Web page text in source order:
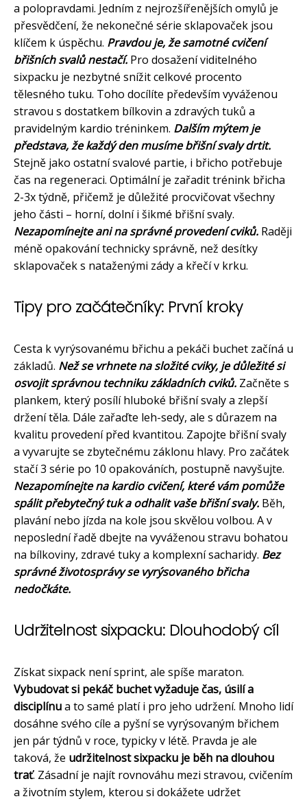
a polopravdami. Jedním z nejrozšířenějších omylů je
přesvědčení, že nekonečné série sklapovaček jsou
klíčem k úspěchu. Pravdou je, že samotné cvičení
břišních svalů nestačí. Pro dosažení viditelného
sixpacku je nezbytné snížit celkové procento
tělesného tuku. Toho docílíte především vyváženou
stravou s dostatkem bílkovin a zdravých tuků a
pravidelným kardio tréninkem. Dalším mýtem je
představa, že každý den musíme břišní svaly drtit.
Stejně jako ostatní svalové partie, i břicho potřebuje
čas na regeneraci. Optimální je zařadit trénink břicha
2-3x týdně, přičemž je důležité procvičovat všechny
jeho části – horní, dolní i šikmé břišní svaly.
Nezapomínejte ani na správné provedení cviků. Raději
méně opakování technicky správně, než desítky
sklapovaček s nataženými zády a křečí v krku.
Tipy pro začátečníky: První kroky
Cesta k vyrýsovanému břichu a pekáči buchet začíná u
základů. Než se vrhnete na složité cviky, je důležité si
osvojit správnou techniku základních cviků. Začněte s
plankem, který posílí hluboké břišní svaly a zlepší
držení těla. Dále zařaďte leh-sedy, ale s důrazem na
kvalitu provedení před kvantitou. Zapojte břišní svaly
a vyvarujte se zbytečnému záklonu hlavy. Pro začátek
stačí 3 série po 10 opakováních, postupně navyšujte.
Nezapomínejte na kardio cvičení, které vám pomůže
spálit přebytečný tuk a odhalit vaše břišní svaly. Běh,
plavání nebo jízda na kole jsou skvělou volbou. A v
neposlední řadě dbejte na vyváženou stravu bohatou
na bílkoviny, zdravé tuky a komplexní sacharidy. Bez
správné životosprávy se vyrýsovaného břicha
nedočkáte.
Udržitelnost sixpacku: Dlouhodobý cíl
Získat sixpack není sprint, ale spíše maraton.
Vybudovat si pekáč buchet vyžaduje čas, úsilí a
disciplínua to samé platí i pro jeho udržení. Mnoho lidí
dosáhne svého cíle a pyšní se vyrýsovaným břichem
jen pár týdnů v roce, typicky v létě. Pravda je ale
taková, že udržitelnost sixpacku je běh na dlouhou
trať. Zásadní je najít rovnováhu mezi stravou, cvičením
a životním stylem, kterou si dokážete udržet